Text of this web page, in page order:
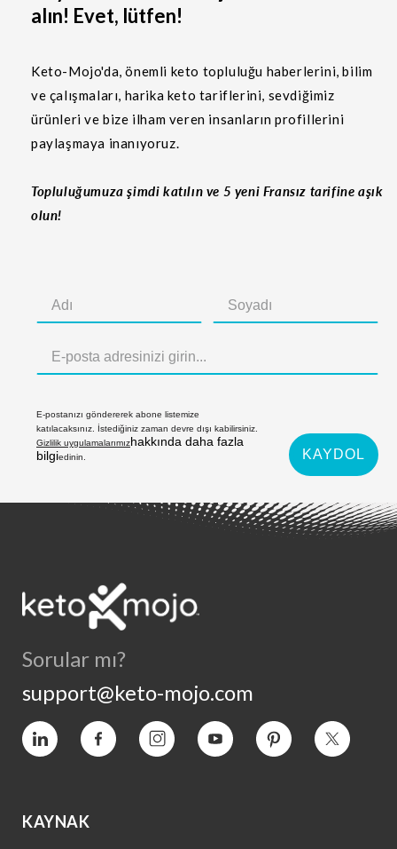
alın! Evet, lütfen!
Keto-Mojo'da, önemli keto topluluğu haberlerini, bilim
ve çalışmaları, harika keto tariflerini, sevdiğimiz
ürünleri ve bize ilham veren insanların profillerini
paylaşmaya inanıyoruz.
Topluluğumuza şimdi katılın ve 5 yeni Fransız tarifine aşık
olun!
E-postanızı göndererek abone listemize
katılacaksınız. İstediğiniz zaman devre dışı kabilirsiniz.
Gizlilik uygulamalarımızhakkında daha fazla
bilgiedinin. KAYDOL
Sorular mı?
support@keto-mojo.com
Vimeo Facebook InstagramYouTube Pinterest Heyecan
KAYNAK